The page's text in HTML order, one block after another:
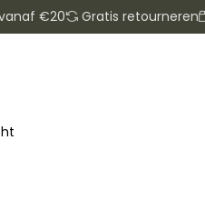
€20 Gratis retourneren